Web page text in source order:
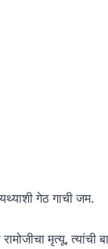
गेठ गाची जम.
रामोजीचा मृत्यू,